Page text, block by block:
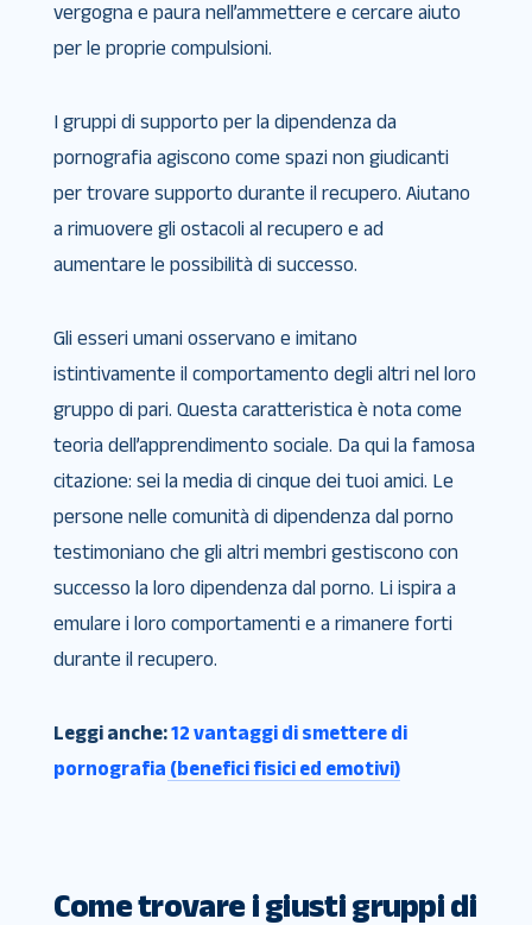
vergogna e paura nell’ammettere e cercare aiuto
per le proprie compulsioni.
I gruppi di supporto per la dipendenza da
pornografia agiscono come spazi non giudicanti
per trovare supporto durante il recupero. Aiutano
a rimuovere gli ostacoli al recupero e ad
aumentare le possibilità di successo.
Gli esseri umani osservano e imitano
istintivamente il comportamento degli altri nel loro
gruppo di pari. Questa caratteristica è nota come
teoria dell’apprendimento sociale. Da qui la famosa
citazione: sei la media di cinque dei tuoi amici. Le
persone nelle comunità di dipendenza dal porno
testimoniano che gli altri membri gestiscono con
successo la loro dipendenza dal porno. Li ispira a
emulare i loro comportamenti e a rimanere forti
durante il recupero.
Leggi anche:12 vantaggi di smettere di
pornografia (benefici fisici ed emotivi)
Come trovare i giusti gruppi di